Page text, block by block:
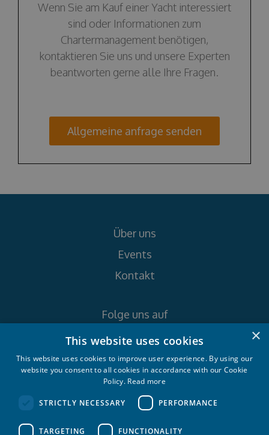
Wenn Sie am Kauf einer Yacht interessiert
sind oder Informationen zum
Chartermanagement benötigen,
kontaktieren Sie uns und unsere Experten
beantworten gerne alle Ihre Fragen.
Allgemeine anfrage senden
Über uns
Events
Kontakt
Folge uns auf
Croatia Yachting d.o.o. 2026. © All rights
reserved.
×
This website uses cookies
This website uses cookies to improve user experience. By using our
website you consent to all cookies in accordance with our Cookie
Policy. Read more
STRICTLY NECESSARY PERFORMANCE
TARGETING FUNCTIONALITY